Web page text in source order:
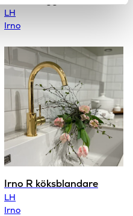
LH
Irno
Irno R köksblandare
LH
Irno